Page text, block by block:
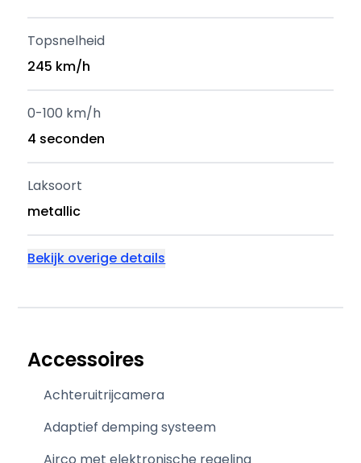
Topsnelheid
245 km/h
0-100 km/h
4 seconden
Laksoort
metallic
Bekijk overige details
Accessoires
Achteruitrijcamera
Adaptief demping systeem